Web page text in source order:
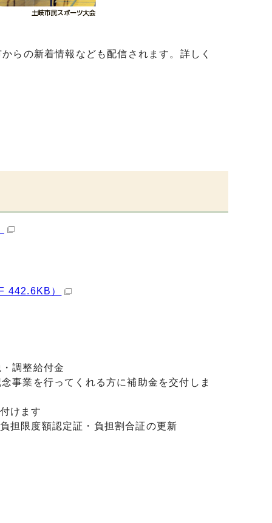
らの新着情報なども配信されます。詳しく
442.6KB）
調整給付金
事業を行ってくれる方に補助金を交付しま
けます
限度額認定証・負担割合証の更新